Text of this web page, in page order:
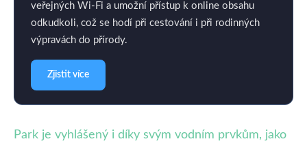
veřejných Wi-Fi a umožní přístup k online obsahu
odkudkoli, což se hodí při cestování i při rodinných
výpravách do přírody.
Zjistit více
Park je vyhlášený i díky svým vodním prvkům, jako